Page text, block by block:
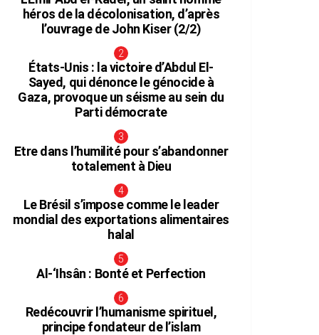
héros de la décolonisation, d’après
l’ouvrage de John Kiser (2/2)
États-Unis : la victoire d’Abdul El-
Sayed, qui dénonce le génocide à
Gaza, provoque un séisme au sein du
Parti démocrate
Etre dans l’humilité pour s’abandonner
totalement à Dieu
Le Brésil s’impose comme le leader
mondial des exportations alimentaires
halal
Al-‘Ihsân : Bonté et Perfection
Redécouvrir l’humanisme spirituel,
principe fondateur de l’islam